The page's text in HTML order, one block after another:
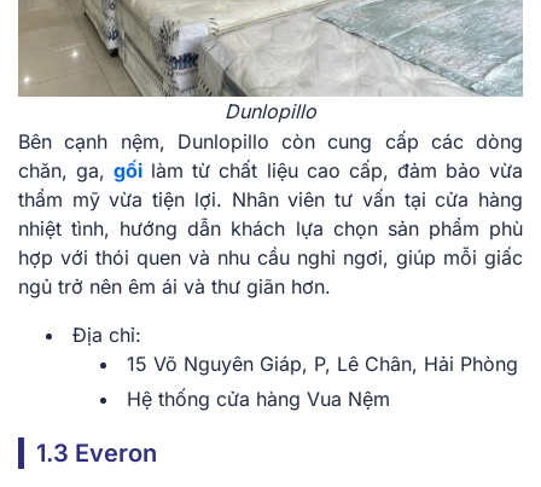
Dunlopillo
Bên cạnh nệm, Dunlopillo còn cung cấp các dòng
chăn, ga,gối làm từ chất liệu cao cấp, đảm bảo vừa
thẩm mỹ vừa tiện lợi. Nhân viên tư vấn tại cửa hàng
nhiệt tình, hướng dẫn khách lựa chọn sản phẩm phù
hợp với thói quen và nhu cầu nghỉ ngơi, giúp mỗi giấc
ngủ trở nên êm ái và thư giãn hơn.
Địa chỉ:
15 Võ Nguyên Giáp, P, Lê Chân, Hải Phòng
Hệ thống cửa hàng Vua Nệm
1.3 Everon